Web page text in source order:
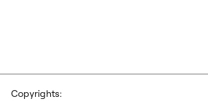
Copyrights: